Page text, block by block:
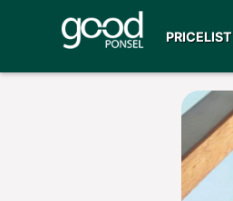
PRICELIST